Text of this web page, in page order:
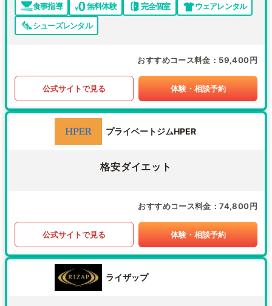
食事指導 無料体験 完全個室
ウェアレンタル
シューズレンタル
おすすめコース料金 59,400円
公式サイトで見る 体験・相談予約
プライベートジムHPER
格安ダイエット
おすすめコース料金 74,800円
公式サイトで見る 体験・相談予約
ライザップ